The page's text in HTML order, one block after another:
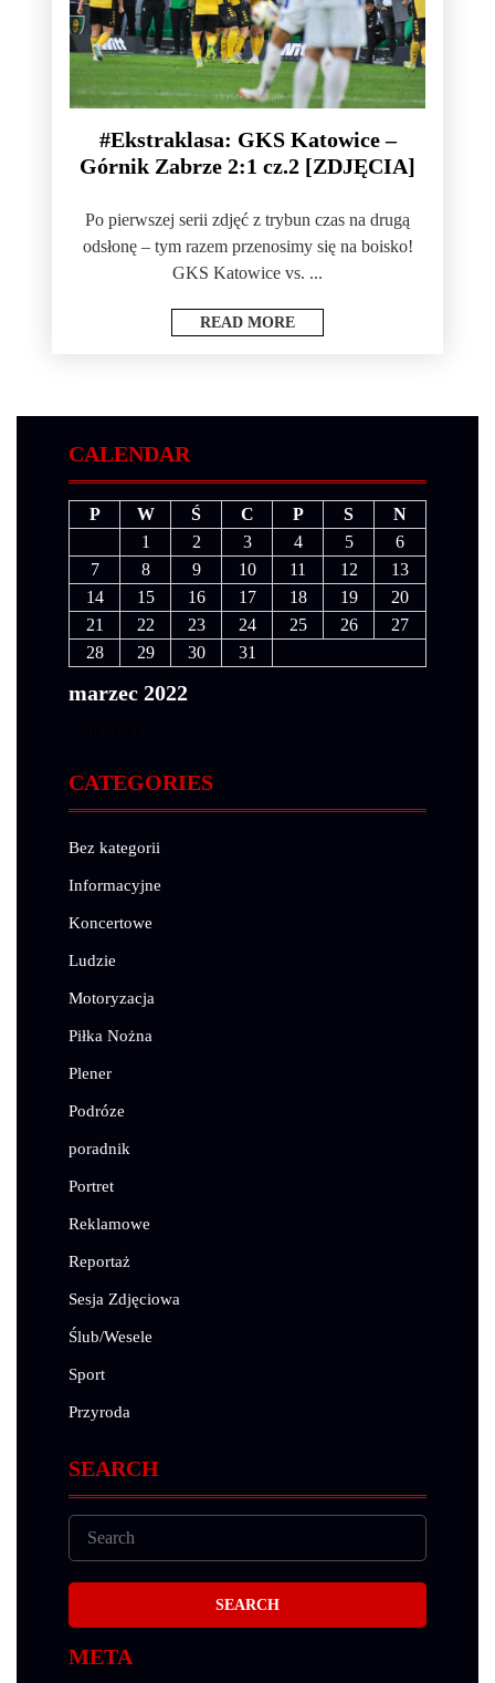
#Ekstraklasa: GKS Katowice –
Górnik Zabrze 2:1 cz.2 [ZDJĘCIA]
Po pierwszej serii zdjęć z trybun czas na drugą
odsłonę – tym razem przenosimy się na boisko!
GKS Katowice vs. ...
READ MORE
CALENDAR
marzec 2022
P W Ś C P S
N
1
2 3 4 5
6
7
8 9 10 11 12
13
14
15 16 17 18 19
20
21
22 23 24 25 26
27
28
29 30 31
CATEGORIES
Bez kategorii
Informacyjne
Koncertowe
Ludzie
Motoryzacja
Piłka Nożna
Plener
Podróze
poradnik
Portret
Reklamowe
Reportaż
Sesja Zdjęciowa
Ślub/Wesele
Sport
Przyroda
SEARCH
META